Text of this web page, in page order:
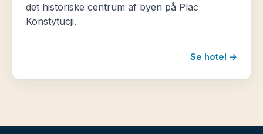
det historiske centrum af byen på Plac
Konstytucji.
Se hotel →